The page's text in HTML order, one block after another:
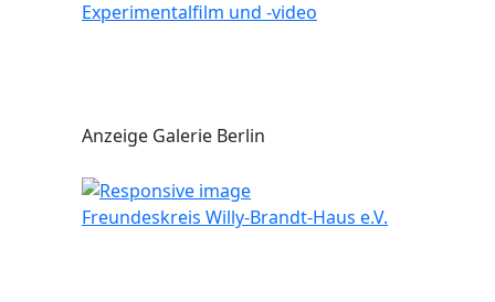
Experimentalfilm und -video
Anzeige Galerie Berlin
Freundeskreis Willy-Brandt-Haus e.V.